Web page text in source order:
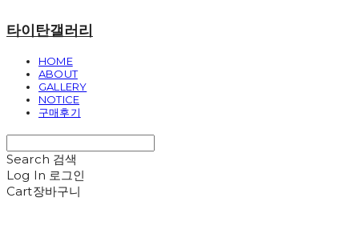
타이탄갤러리
HOME
ABOUT
GALLERY
NOTICE
구매후기
Search 검색
Log In 로그인
Cart장바구니